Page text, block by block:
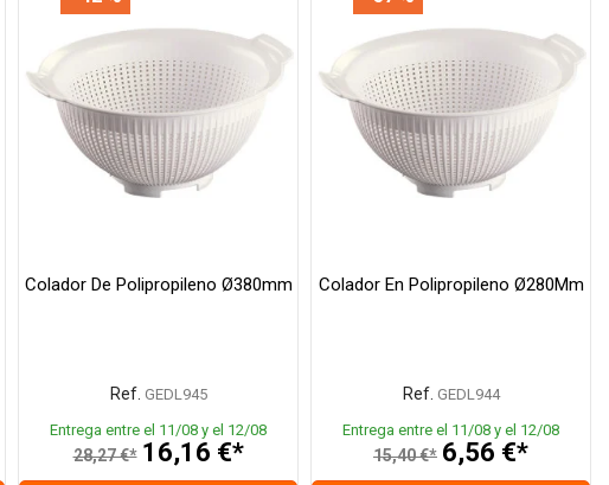
Colador De Polipropileno Ø380mm
Ref. GEDL945
Entrega entre el 11/08 y el 12/08
28,27 €* 16,16 €*
Colador En Polipropileno Ø280Mm
Ref. GEDL944
Entrega entre el 11/08 y el 12/08
15,40 €* 6,56 €*